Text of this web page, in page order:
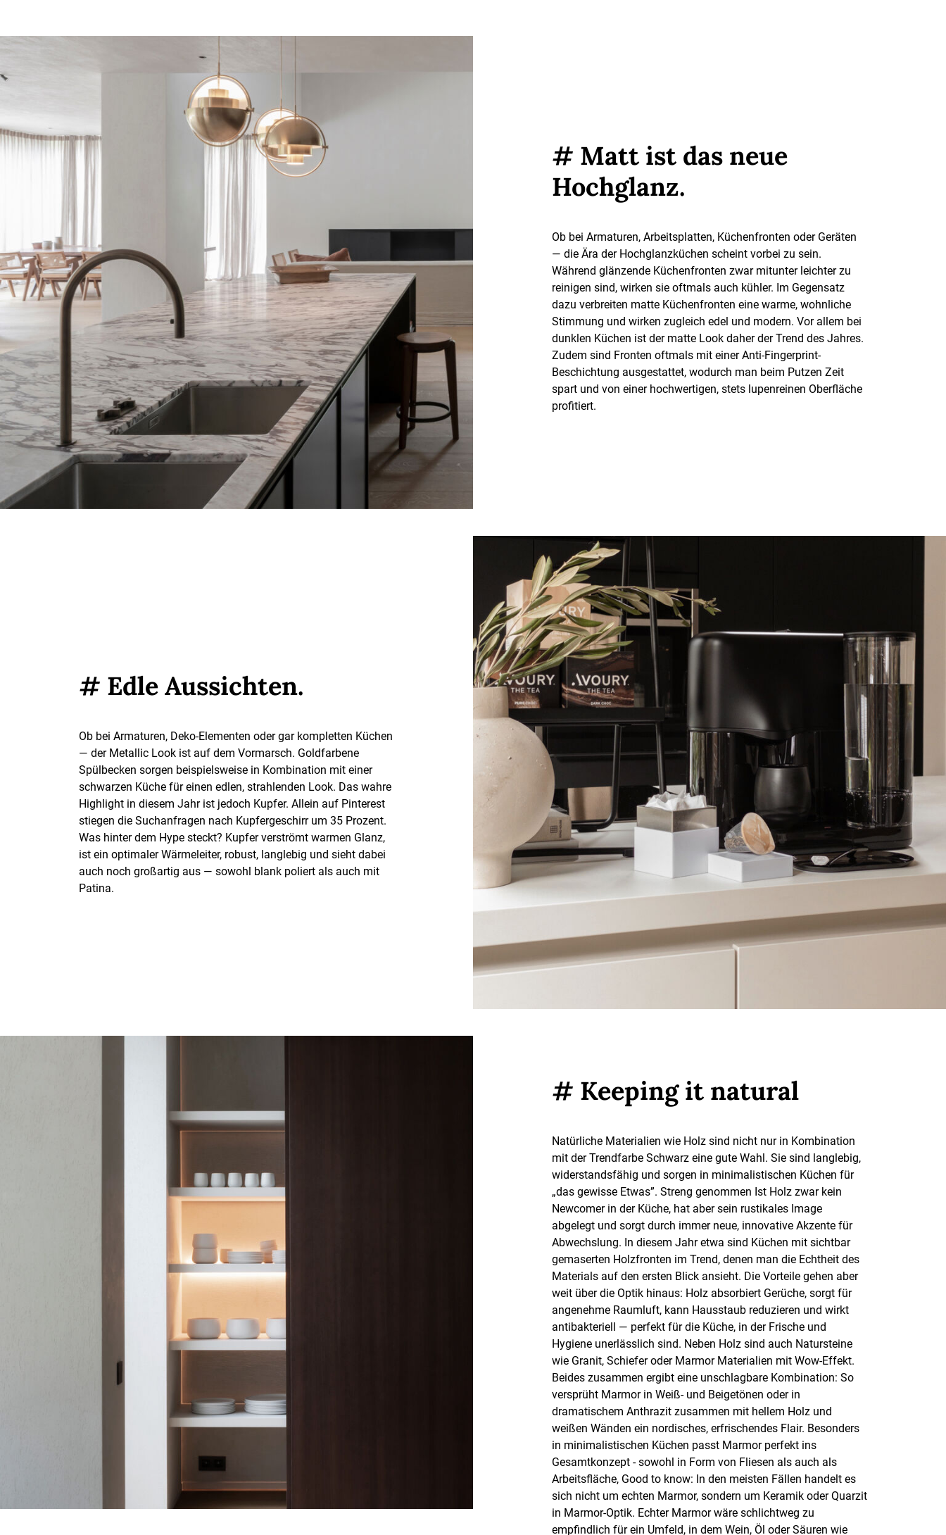
# Matt ist das neue
Hochglanz.
Ob bei Armaturen, Arbeitsplatten, Küchenfronten oder Geräten
— die Ära der Hochglanzküchen scheint vorbei zu sein.
Während glänzende Küchenfronten zwar mitunter leichter zu
reinigen sind, wirken sie oftmals auch kühler. Im Gegensatz
dazu verbreiten matte Küchenfronten eine warme, wohnliche
Stimmung und wirken zugleich edel und modern. Vor allem bei
dunklen Küchen ist der matte Look daher der Trend des Jahres.
Zudem sind Fronten oftmals mit einer Anti-Fingerprint-
Beschichtung ausgestattet, wodurch man beim Putzen Zeit
spart und von einer hochwertigen, stets lupenreinen Oberfläche
profitiert.
# Edle Aussichten.
Ob bei Armaturen, Deko-Elementen oder gar kompletten Küchen
— der Metallic Look ist auf dem Vormarsch. Goldfarbene
Spülbecken sorgen beispielsweise in Kombination mit einer
schwarzen Küche für einen edlen, strahlenden Look. Das wahre
Highlight in diesem Jahr ist jedoch Kupfer. Allein auf Pinterest
stiegen die Suchanfragen nach Kupfergeschirr um 35 Prozent.
Was hinter dem Hype steckt? Kupfer verströmt warmen Glanz,
ist ein optimaler Wärmeleiter, robust, langlebig und sieht dabei
auch noch großartig aus — sowohl blank poliert als auch mit
Patina.
# Keeping it natural
Natürliche Materialien wie Holz sind nicht nur in Kombination
mit der Trendfarbe Schwarz eine gute Wahl. Sie sind langlebig,
widerstandsfähig und sorgen in minimalistischen Küchen für
„das gewisse Etwas”. Streng genommen Ist Holz zwar kein
Newcomer in der Küche, hat aber sein rustikales Image
abgelegt und sorgt durch immer neue, innovative Akzente für
Abwechslung. In diesem Jahr etwa sind Küchen mit sichtbar
gemaserten Holzfronten im Trend, denen man die Echtheit des
Materials auf den ersten Blick ansieht. Die Vorteile gehen aber
weit über die Optik hinaus: Holz absorbiert Gerüche, sorgt für
angenehme Raumluft, kann Hausstaub reduzieren und wirkt
antibakteriell — perfekt für die Küche, in der Frische und
Hygiene unerlässlich sind. Neben Holz sind auch Natursteine
wie Granit, Schiefer oder Marmor Materialien mit Wow-Effekt.
Beides zusammen ergibt eine unschlagbare Kombination: So
versprüht Marmor in Weiß- und Beigetönen oder in
dramatischem Anthrazit zusammen mit hellem Holz und
weißen Wänden ein nordisches, erfrischendes Flair. Besonders
in minimalistischen Küchen passt Marmor perfekt ins
Gesamtkonzept - sowohl in Form von Fliesen als auch als
Arbeitsfläche, Good to know: In den meisten Fällen handelt es
sich nicht um echten Marmor, sondern um Keramik oder Quarzit
in Marmor-Optik. Echter Marmor wäre schlichtweg zu
empfindlich für ein Umfeld, in dem Wein, Öl oder Säuren wie